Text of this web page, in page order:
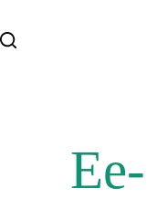
Ee-